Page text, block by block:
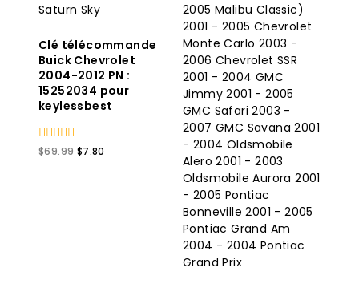
Clé télécommande
Buick Chevrolet
2004-2012 PN :
15252034 pour
keylessbest
0
$69.99 Le
$7.80